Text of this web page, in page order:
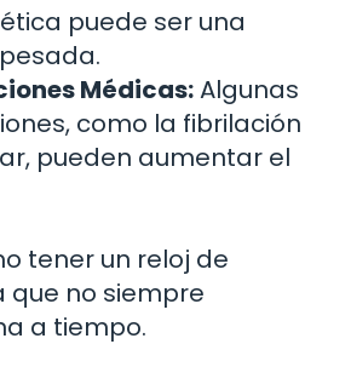
puede ser una
Médicas:Algunas
como la fibrilación
pueden aumentar el
tener un reloj de
que no siempre
a tiempo.